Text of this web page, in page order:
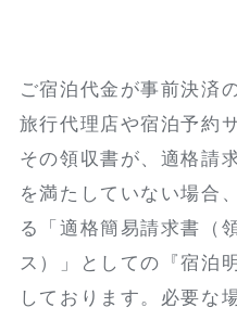
ご宿泊代金が事前決済
旅行代理店や宿泊予約
その領収書が、適格請
を満たしていない場合
る「適格簡易請求書（
ス）」としての『宿泊
しております。必要な